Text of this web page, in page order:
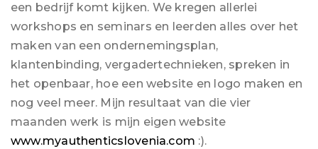
een bedrijf komt kijken. We kregen allerlei
workshops en seminars en leerden alles over het
maken van een ondernemingsplan,
klantenbinding, vergadertechnieken, spreken in
het openbaar, hoe een website en logo maken en
nog veel meer. Mijn resultaat van die vier
maanden werk is mijn eigen website
www.myauthenticslovenia.com :).